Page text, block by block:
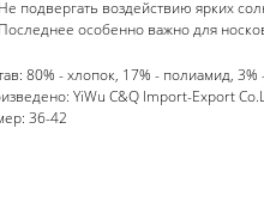
Не подвергать воздействию ярких
Последнее особенно важно для
80% - хлопок, 17% - полиамид, 3%
YiWu C&Q Import-Export
36-42